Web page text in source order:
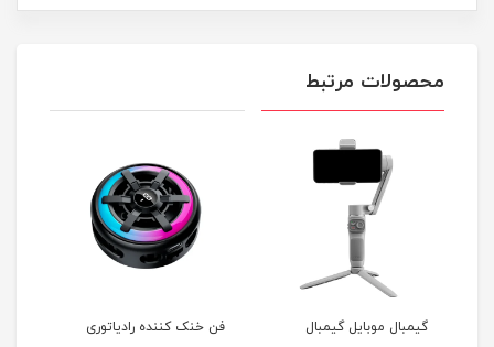
محصولات مرتبط
گیمبال موبایل گیمبال
فن خنک کننده رادیاتوری